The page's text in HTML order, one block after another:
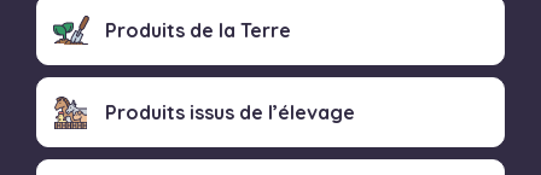
Produits de la Terre
Produits issus de l’élevage